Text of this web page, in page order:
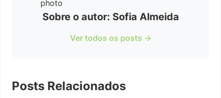
Sobre o autor: Sofia Almeida
Ver todos os posts →
Posts Relacionados